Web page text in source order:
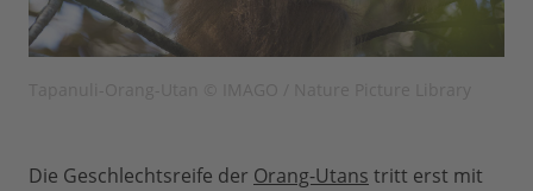
Die Geschlechtsreife der Orang-Utans tritt erst mit